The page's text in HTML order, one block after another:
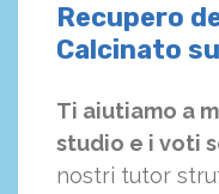
Recupero
Calcinato
Ti aiutiamo a
studio e i voti
nostri tutor